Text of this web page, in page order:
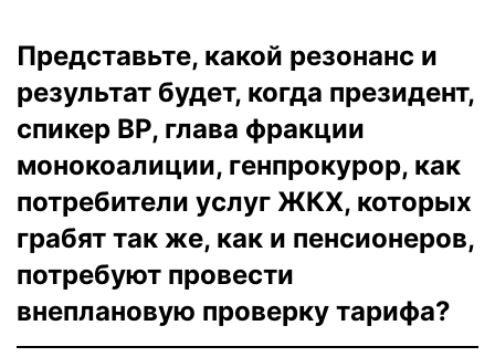
Представьте, какой резонанс и
результат будет, когда президент,
спикер ВР, глава фракции
монокоалиции, генпрокурор, как
потребители услуг ЖКХ, которых
грабят так же, как и пенсионеров,
потребуют провести
внеплановую проверку тарифа?